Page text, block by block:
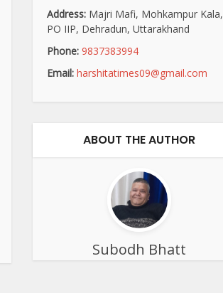
Address: Majri Mafi, Mohkampur Kala,
PO IIP, Dehradun, Uttarakhand
Phone: 9837383994
Email: harshitatimes09@gmail.com
ABOUT THE AUTHOR
Subodh Bhatt